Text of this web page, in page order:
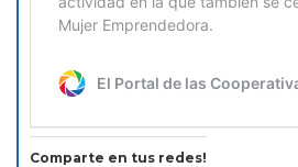
Comparte en tus redes!